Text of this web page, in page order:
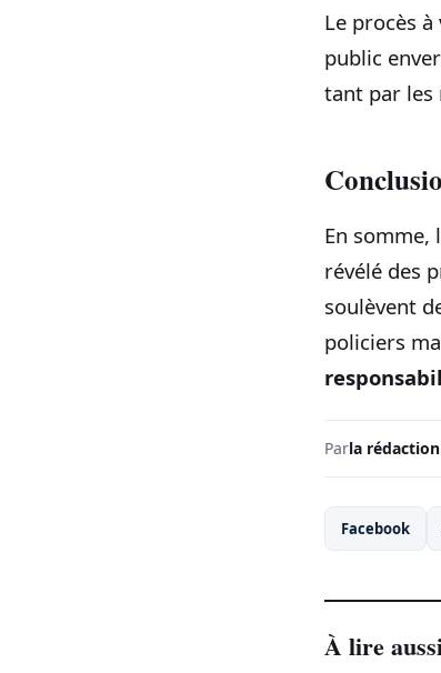
Le procès
public
tant par les
En somme,
révélé des
soulèvent
policiers
Parla
Facebook
À lire